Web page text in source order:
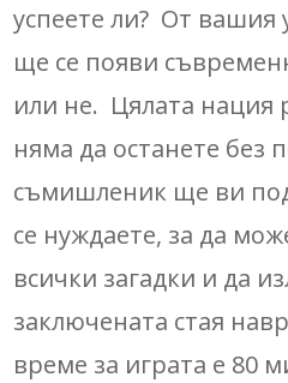
успеете ли? От вашия
ще се появи
или не. Цялата нация
няма да останете без
съмишленик ще ви
се нуждаете, за да
всички загадки и да
заключената стая
време за играта е 80